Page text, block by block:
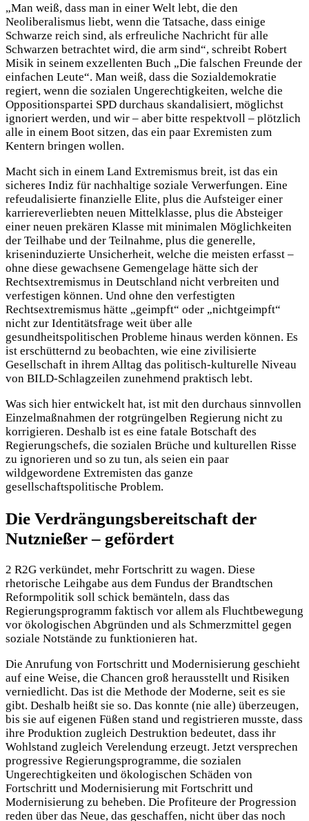
„Man weiß, dass man in einer Welt lebt, die den
Neoliberalismus liebt, wenn die Tatsache, dass einige
Schwarze reich sind, als erfreuliche Nachricht für alle
Schwarzen betrachtet wird, die arm sind“, schreibt Robert
Misik in seinem exzellenten Buch „Die falschen Freunde der
einfachen Leute“. Man weiß, dass die Sozialdemokratie
regiert, wenn die sozialen Ungerechtigkeiten, welche die
Oppositionspartei SPD durchaus skandalisiert, möglichst
ignoriert werden, und wir – aber bitte respektvoll – plötzlich
alle in einem Boot sitzen, das ein paar Exremisten zum
Kentern bringen wollen.
Macht sich in einem Land Extremismus breit, ist das ein
sicheres Indiz für nachhaltige soziale Verwerfungen. Eine
refeudalisierte finanzielle Elite, plus die Aufsteiger einer
karriereverliebten neuen Mittelklasse, plus die Absteiger
einer neuen prekären Klasse mit minimalen Möglichkeiten
der Teilhabe und der Teilnahme, plus die generelle,
kriseninduzierte Unsicherheit, welche die meisten erfasst –
ohne diese gewachsene Gemengelage hätte sich der
Rechtsextremismus in Deutschland nicht verbreiten und
verfestigen können. Und ohne den verfestigten
Rechtsextremismus hätte „geimpft“ oder „nichtgeimpft“
nicht zur Identitätsfrage weit über alle
gesundheitspolitischen Probleme hinaus werden können. Es
ist erschütternd zu beobachten, wie eine zivilisierte
Gesellschaft in ihrem Alltag das politisch-kulturelle Niveau
von BILD-Schlagzeilen zunehmend praktisch lebt.
Was sich hier entwickelt hat, ist mit den durchaus sinnvollen
Einzelmaßnahmen der rotgrüngelben Regierung nicht zu
korrigieren. Deshalb ist es eine fatale Botschaft des
Regierungschefs, die sozialen Brüche und kulturellen Risse
zu ignorieren und so zu tun, als seien ein paar
wildgewordene Extremisten das ganze
gesellschaftspolitische Problem.
Die Verdrängungsbereitschaft der
Nutznießer – gefördert
2 R2G verkündet, mehr Fortschritt zu wagen. Diese
rhetorische Leihgabe aus dem Fundus der Brandtschen
Reformpolitik soll schick bemänteln, dass das
Regierungsprogramm faktisch vor allem als Fluchtbewegung
vor ökologischen Abgründen und als Schmerzmittel gegen
soziale Notstände zu funktionieren hat.
Die Anrufung von Fortschritt und Modernisierung geschieht
auf eine Weise, die Chancen groß herausstellt und Risiken
verniedlicht. Das ist die Methode der Moderne, seit es sie
gibt. Deshalb heißt sie so. Das konnte (nie alle) überzeugen,
bis sie auf eigenen Füßen stand und registrieren musste, dass
ihre Produktion zugleich Destruktion bedeutet, dass ihr
Wohlstand zugleich Verelendung erzeugt. Jetzt versprechen
progressive Regierungsprogramme, die sozialen
Ungerechtigkeiten und ökologischen Schäden von
Fortschritt und Modernisierung mit Fortschritt und
Modernisierung zu beheben. Die Profiteure der Progression
reden über das Neue, das geschaffen, nicht über das noch